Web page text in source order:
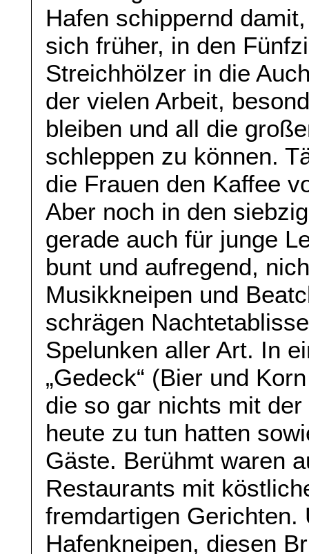
Hafen schippernd
sich früher, in den
Streichhölzer in die
der vielen Arbeit,
bleiben und all die
schleppen zu können.
die Frauen den Kaffee
Aber noch in den
gerade auch für junge
bunt und aufregend,
Musikkneipen und
schrägen
Spelunken aller Art. In
„Gedeck“ (Bier und
die so gar nichts mit
heute zu tun hatten
Gäste. Berühmt waren
Restaurants mit
fremdartigen Gerichten.
Hafenkneipen, diesen